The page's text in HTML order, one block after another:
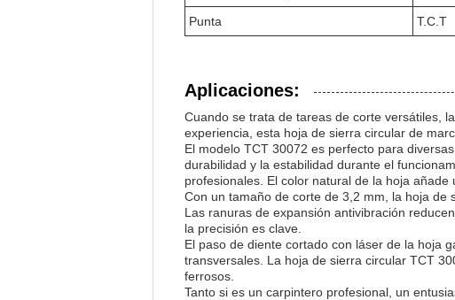
Punta T.C.T
Aplicaciones:
Cuando se trata de tareas de corte versátiles,
experiencia, esta hoja de sierra circular de
El modelo TCT 30072 es perfecto para
durabilidad y la estabilidad durante el
profesionales. El color natural de la hoja
Con un tamaño de corte de 3,2 mm, la hoja de
Las ranuras de expansión antivibración
la precisión es clave.
El paso de diente cortado con láser de la hoja
transversales. La hoja de sierra circular TCT
ferrosos.
Tanto si es un carpintero profesional, un